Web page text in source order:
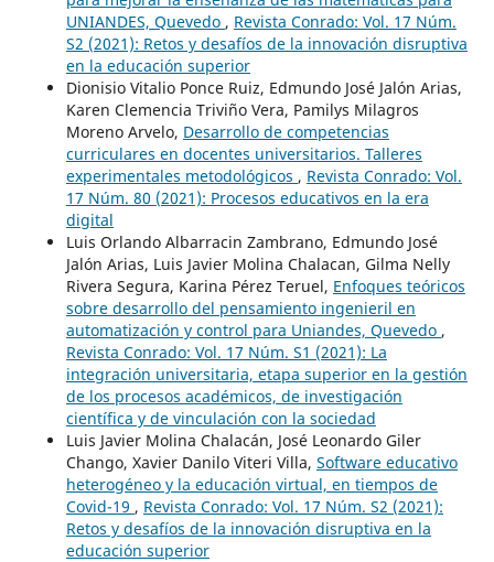
UNIANDES, Quevedo , Revista Conrado: Vol. 17 Núm.
S2 (2021): Retos y desafíos de la innovación disruptiva
en la educación superior
Dionisio Vitalio Ponce Ruiz, Edmundo José Jalón Arias,
Karen Clemencia Triviño Vera, Pamilys Milagros
Moreno Arvelo, Desarrollo de competencias
curriculares en docentes universitarios. Talleres
experimentales metodológicos , Revista Conrado: Vol.
17 Núm. 80 (2021): Procesos educativos en la era
digital
Luis Orlando Albarracin Zambrano, Edmundo José
Jalón Arias, Luis Javier Molina Chalacan, Gilma Nelly
Rivera Segura, Karina Pérez Teruel, Enfoques teóricos
sobre desarrollo del pensamiento ingenieril en
automatización y control para Uniandes, Quevedo ,
Revista Conrado: Vol. 17 Núm. S1 (2021): La
integración universitaria, etapa superior en la gestión
de los procesos académicos, de investigación
científica y de vinculación con la sociedad
Luis Javier Molina Chalacán, José Leonardo Giler
Chango, Xavier Danilo Viteri Villa, Software educativo
heterogéneo y la educación virtual, en tiempos de
Covid-19 , Revista Conrado: Vol. 17 Núm. S2 (2021):
Retos y desafíos de la innovación disruptiva en la
educación superior